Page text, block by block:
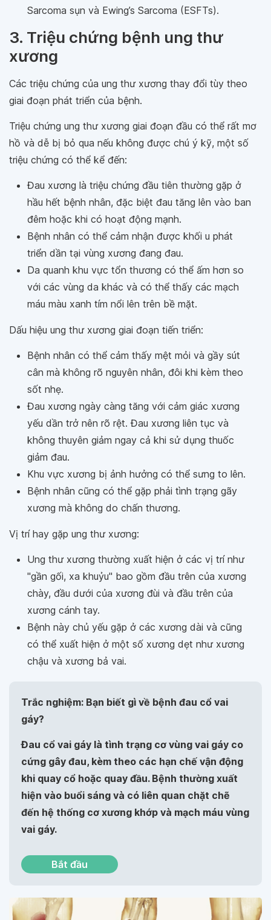
Sarcoma sụn và Ewing’s Sarcoma (ESFTs).
3. Triệu chứng bệnh ung thư
xương
Các triệu chứng của ung thư xương thay đổi tùy theo
giai đoạn phát triển của bệnh.
Triệu chứng ung thư xương giai đoạn đầu có thể rất mơ
hồ và dễ bị bỏ qua nếu không được chú ý kỹ, một số
triệu chứng có thể kể đến:
Đau xương là triệu chứng đầu tiên thường gặp ở
hầu hết bệnh nhân, đặc biệt đau tăng lên vào ban
đêm hoặc khi có hoạt động mạnh.
Bệnh nhân có thể cảm nhận được khối u phát
triển dần tại vùng xương đang đau.
Da quanh khu vực tổn thương có thể ấm hơn so
với các vùng da khác và có thể thấy các mạch
máu màu xanh tím nổi lên trên bề mặt.
Dấu hiệu ung thư xương giai đoạn tiến triển:
Bệnh nhân có thể cảm thấy mệt mỏi và gầy sút
cân mà không rõ nguyên nhân, đôi khi kèm theo
sốt nhẹ.
Đau xương ngày càng tăng với cảm giác xương
yếu dần trở nên rõ rệt. Đau xương liên tục và
không thuyên giảm ngay cả khi sử dụng thuốc
giảm đau.
Khu vực xương bị ảnh hưởng có thể sưng to lên.
Bệnh nhân cũng có thể gặp phải tình trạng gãy
xương mà không do chấn thương.
Vị trí hay gặp ung thư xương:
Ung thư xương thường xuất hiện ở các vị trí như
"gần gối, xa khuỷu" bao gồm đầu trên của xương
chày, đầu dưới của xương đùi và đầu trên của
xương cánh tay.
Bệnh này chủ yếu gặp ở các xương dài và cũng
có thể xuất hiện ở một số xương dẹt như xương
chậu và xương bả vai.
Trắc nghiệm: Bạn biết gì về bệnh đau cổ vai
gáy?
Đau cổ vai gáy là tình trạng cơ vùng vai gáy co
cứng gây đau, kèm theo các hạn chế vận động
khi quay cổ hoặc quay đầu. Bệnh thường xuất
hiện vào buổi sáng và có liên quan chặt chẽ
đến hệ thống cơ xương khớp và mạch máu vùng
vai gáy.
Bắt đầu